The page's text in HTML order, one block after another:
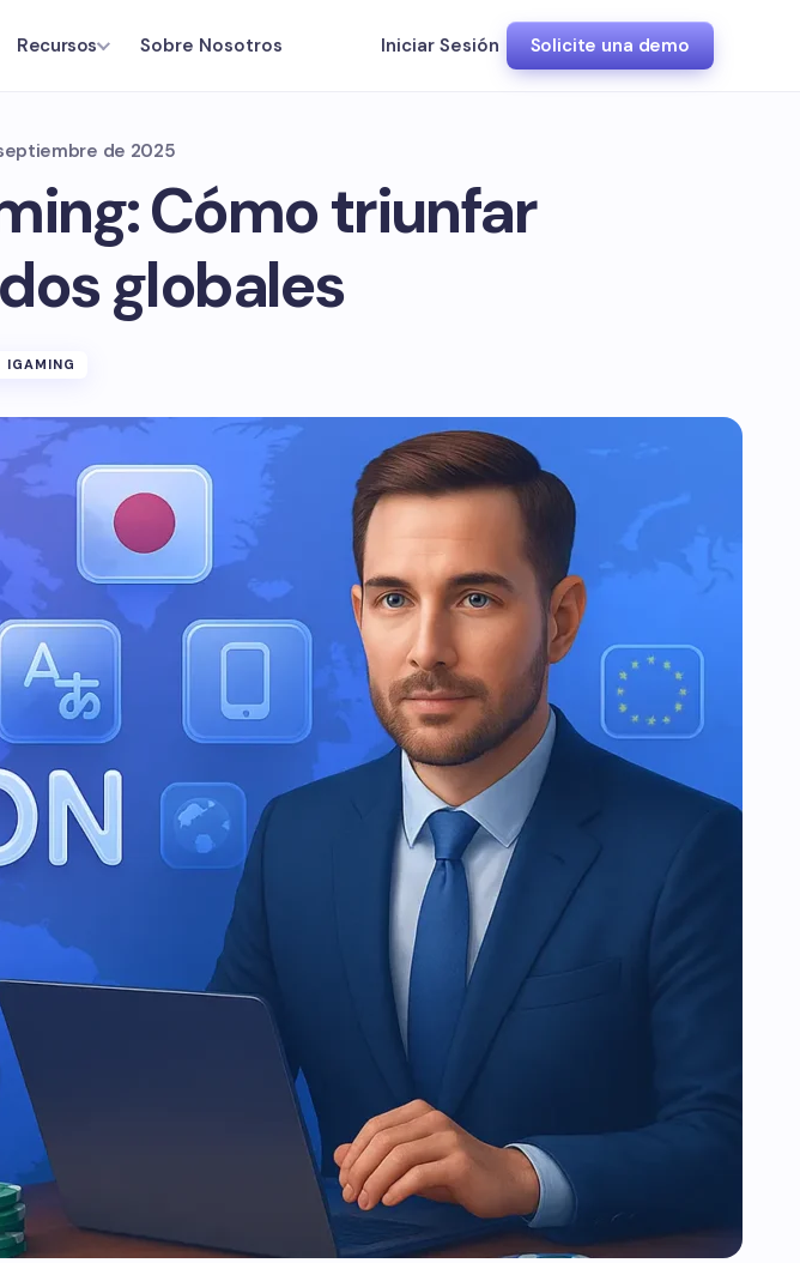
Recursos Sobre Nosotros Iniciar Sesión Solicite una demo
de 2025
Cómo triunfar
globales
IGAMING